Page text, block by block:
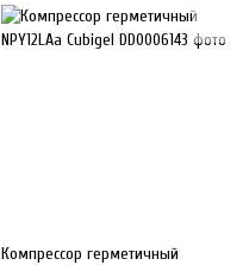
Компрессор герметичный